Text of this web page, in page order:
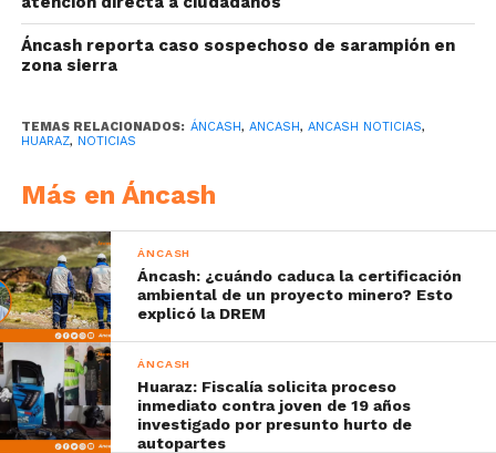
Áncash reporta caso sospechoso de sarampión en
zona sierra
TEMAS RELACIONADOS: ÁNCASH, ANCASH, ANCASH NOTICIAS,
HUARAZ, NOTICIAS
Más en Áncash
ÁNCASH
Áncash: ¿cuándo caduca la certificación
ambiental de un proyecto minero? Esto
explicó la DREM
ÁNCASH
Huaraz: Fiscalía solicita proceso
inmediato contra joven de 19 años
investigado por presunto hurto de
autopartes